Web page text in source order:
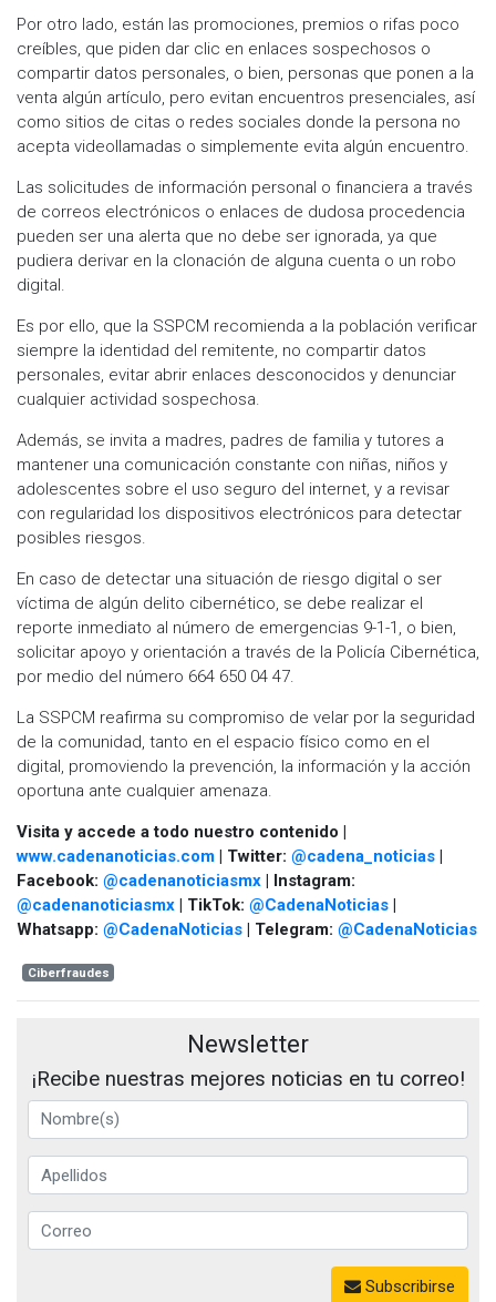
Por otro lado, están las promociones, premios o rifas poco
creíbles, que piden dar clic en enlaces sospechosos o
compartir datos personales, o bien, personas que ponen a la
venta algún artículo, pero evitan encuentros presenciales, así
como sitios de citas o redes sociales donde la persona no
acepta videollamadas o simplemente evita algún encuentro.
Las solicitudes de información personal o financiera a través
de correos electrónicos o enlaces de dudosa procedencia
pueden ser una alerta que no debe ser ignorada, ya que
pudiera derivar en la clonación de alguna cuenta o un robo
digital.
Es por ello, que la SSPCM recomienda a la población verificar
siempre la identidad del remitente, no compartir datos
personales, evitar abrir enlaces desconocidos y denunciar
cualquier actividad sospechosa.
Además, se invita a madres, padres de familia y tutores a
mantener una comunicación constante con niñas, niños y
adolescentes sobre el uso seguro del internet, y a revisar
con regularidad los dispositivos electrónicos para detectar
posibles riesgos.
En caso de detectar una situación de riesgo digital o ser
víctima de algún delito cibernético, se debe realizar el
reporte inmediato al número de emergencias 9-1-1, o bien,
solicitar apoyo y orientación a través de la Policía Cibernética,
por medio del número 664 650 04 47.
La SSPCM reafirma su compromiso de velar por la seguridad
de la comunidad, tanto en el espacio físico como en el
digital, promoviendo la prevención, la información y la acción
oportuna ante cualquier amenaza.
Visita y accede a todo nuestro contenido |
www.cadenanoticias.com | Twitter: @cadena_noticias |
Facebook: @cadenanoticiasmx | Instagram:
@cadenanoticiasmx | TikTok: @CadenaNoticias |
Whatsapp: @CadenaNoticias | Telegram: @CadenaNoticias
Ciberfraudes
Newsletter
¡Recibe nuestras mejores noticias en tu correo!
Subscribirse